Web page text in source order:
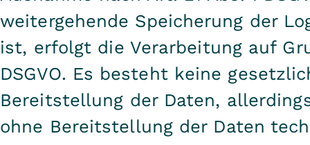
weitergehende Speicherung der
ist, erfolgt die Verarbeitung auf
DSGVO. Es besteht keine
Bereitstellung der Daten,
ohne Bereitstellung der Daten